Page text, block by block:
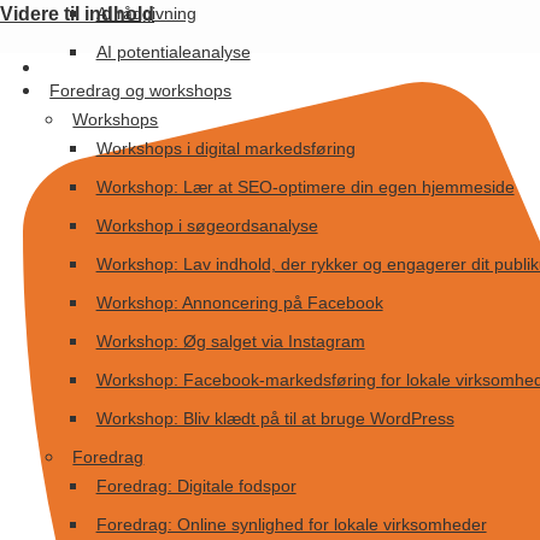
Videre til indhold
AI rådgivning
AI potentialeanalyse
Foredrag og workshops
Workshops
Workshops i digital markedsføring
Workshop: Lær at SEO-optimere din egen hjemmeside
Workshop i søgeordsanalyse
Workshop: Lav indhold, der rykker og engagerer dit
Workshop: Annoncering på Facebook
Workshop: Øg salget via Instagram
Workshop: Facebook-markedsføring for lokale
Workshop: Bliv klædt på til at bruge WordPress
Foredrag
Foredrag: Digitale fodspor
Foredrag: Online synlighed for lokale virksomheder